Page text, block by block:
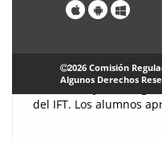
JUVENTUD.
los días 20 y 21 de
del IFT. Los alumnos
2026 Comisión
Algunos Derechos